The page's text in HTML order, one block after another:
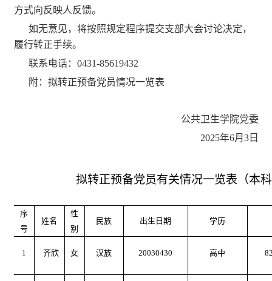
方式向反映人反馈。
如无意见，将按照规定程序提交支部大会讨论决定，
履行转正手续。
联系电话： 0431-85619432
附：拟转正预备党员情况一览表
公共卫生学院党委
2025年6月 3日
拟转正预备党员有关情况一览表（本
序
号
姓名
性
别
民族 出生日期 学历
1 齐欣 女 汉族 20030430 高中